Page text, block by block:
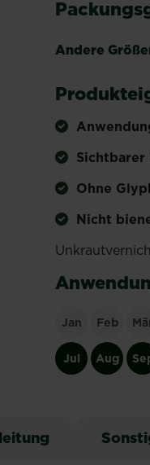
Andere
Sichtbarer
Ohne
Nicht
Jan Feb
Jul Aug